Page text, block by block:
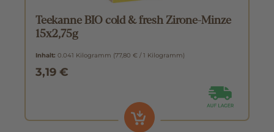
Teekanne BIO cold & fresh Zirone-Minze
15x2,75g
Inhalt: 0.041 Kilogramm (77,80 € / 1 Kilogramm)
3,19 €